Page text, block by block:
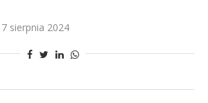
7 sierpnia 2024